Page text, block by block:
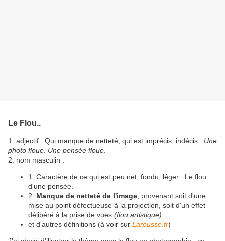
Le Flou..
1. adjectif : Qui manque de netteté, qui est imprécis, indécis : Une
photo floue Une pensée floue
2. nom masculin :
1. Caractère de ce qui est peu net, fondu, léger : Le flou
d'une pensée.
2.
Manque de netteté de l'image , provenant soit d'une
mise au point défectueuse à la projection, soit d'un effet
délibéré à la prise de vues (flou artistique).
et d'autres définitions (à voir sur Larousse.fr)